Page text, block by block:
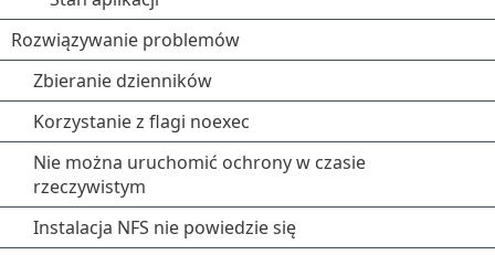
Rozwiązywanie problemów
Zbieranie dzienników
Korzystanie z flagi noexec
Nie można uruchomić ochrony w czasie
rzeczywistym
Instalacja NFS nie powiedzie się